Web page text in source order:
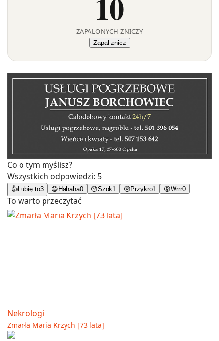
ZAPALONYCH ZNICZY
Zapal znicz
Co o tym myślisz?
Wszystkich odpowiedzi: 5
👍Lubię to3 😄 Hahaha0 😯Szok1 😢 Przykro1 😡Wrrr0
To warto przeczytać
Nekrologi
Zmarła Maria Krzych [73 lata]